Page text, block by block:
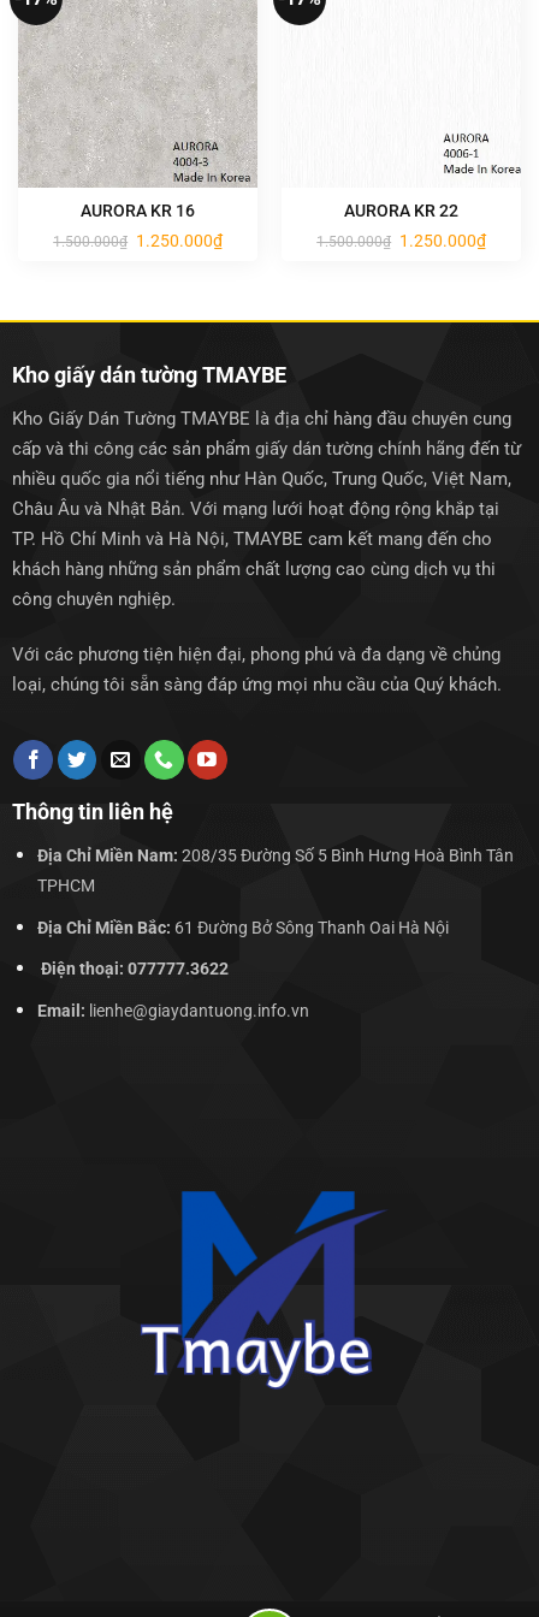
AURORA KR 16
1.500.000₫ Giá
gốc
1.250.000₫Giá
hiện
AURORA KR 22
1.500.000₫ Giá
gốc
1.250.000₫Giá
hiện
Kho giấy dán tường TMAYBE
Kho Giấy Dán Tường TMAYBE là địa chỉ hàng đầu chuyên cung
cấp và thi công các sản phẩm giấy dán tường chính hãng đến từ
nhiều quốc gia nổi tiếng như Hàn Quốc, Trung Quốc, Việt Nam,
Châu Âu và Nhật Bản. Với mạng lưới hoạt động rộng khắp tại
TP. Hồ Chí Minh và Hà Nội, TMAYBE cam kết mang đến cho
khách hàng những sản phẩm chất lượng cao cùng dịch vụ thi
công chuyên nghiệp.
Với các phương tiện hiện đại, phong phú và đa dạng về chủng
loại, chúng tôi sẵn sàng đáp ứng mọi nhu cầu của Quý khách.
Thông tin liên hệ
Địa Chỉ Miền Nam: 208/35 Đường Số 5 Bình Hưng Hoà Bình Tân
TPHCM
Địa Chỉ Miền Bắc: 61 Đường Bở Sông Thanh Oai Hà Nội
Điện thoại: 077777.3622
Email: lienhe@giaydantuong.info.vn